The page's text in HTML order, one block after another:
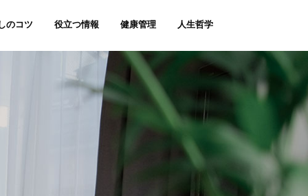
のコツ 役立つ情報 健康管理 人生哲学